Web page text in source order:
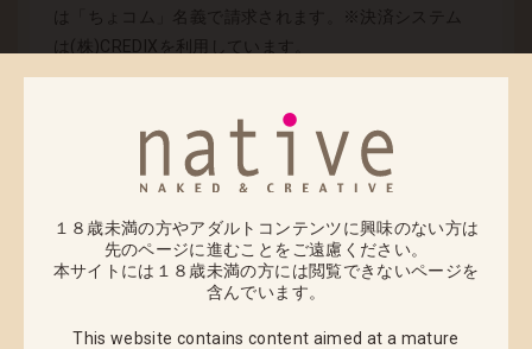
は「ちょコム」名義で請求されます。※決済システム
は(株)CREDIXを利用しています。
クレジットカードの請求内容に関するお問い合わせ
にて承っております。
(株)CREDIX カスタマーサポート（24時間365日)
TEL：0570-07-3210
Eメール：creditinfo@credix-web.co.jp
※PHS、CATV（一部事業者）国際電話、プリペイド携
番号にご連絡ください。
１８歳未満の方やアダルトコンテンツに興味のない方は
先のページに進むことをご遠慮ください。
本サイトには１８歳未満の方には閲覧できないページを
含んでいます。
This website contains content aimed at a mature